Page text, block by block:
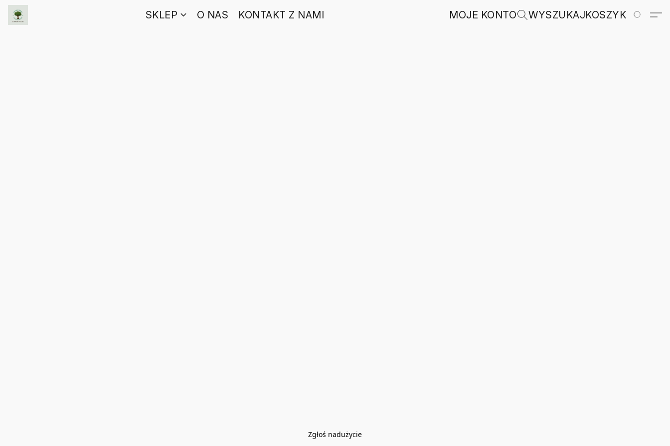
SKLEP O NAS KONTAKT Z NAMI MOJE KONTO WYSZUKAJKOSZYK
Zgłoś nadużycie